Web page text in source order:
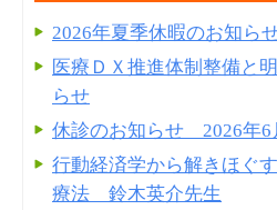
2026年夏季休暇のお知ら
医療ＤＸ推進体制整備と
らせ
休診のお知らせ 2026年6
行動経済学から解きほぐ
療法 鈴木英介先生